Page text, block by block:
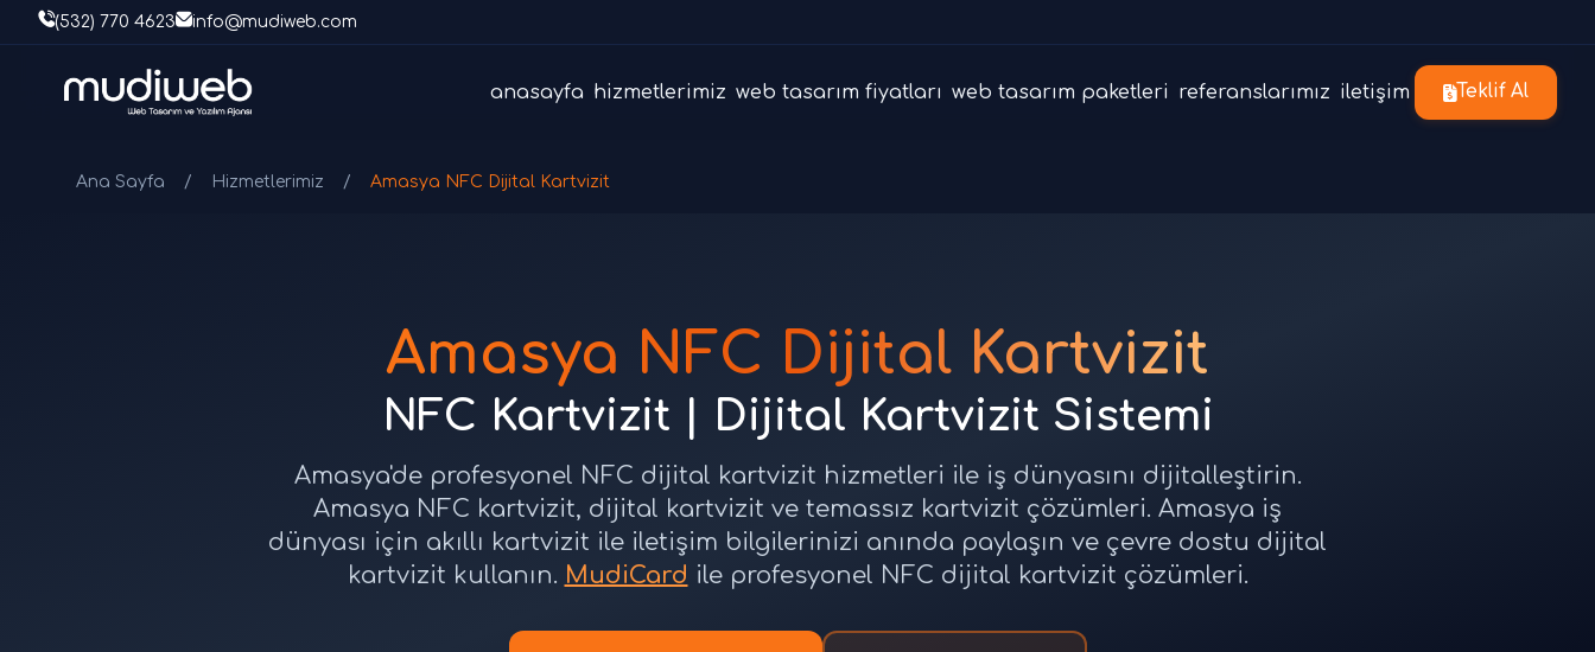
(532) 770 4623 info@mudiweb.com
anasayfa hizmetlerimiz web tasarım fiyatları web tasarım paketleri referanslarımız iletişim Teklif Al
Ana Sayfa / Hizmetlerimiz / Amasya NFC Dijital Kartvizit
Amasya NFC Dijital Kartvizit
NFC Kartvizit | Dijital Kartvizit Sistemi
Amasya'de profesyonel NFC dijital kartvizit hizmetleri ile iş dünyasını dijitalleştirin.
Amasya NFC kartvizit, dijital kartvizit ve temassız kartvizit çözümleri. Amasya iş
dünyası için akıllı kartvizit ile iletişim bilgilerinizi anında paylaşın ve çevre dostu dijital
kartvizit kullanın. MudiCard ile profesyonel NFC dijital kartvizit çözümleri.